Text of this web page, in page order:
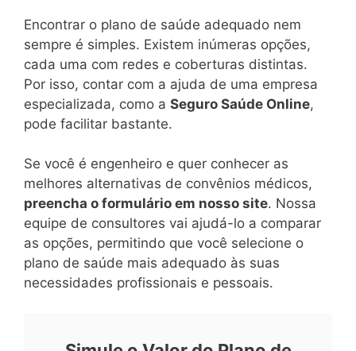
Encontrar o plano de saúde adequado nem
sempre é simples. Existem inúmeras opções,
cada uma com redes e coberturas distintas.
Por isso, contar com a ajuda de uma empresa
especializada, como a Seguro Saúde Online,
pode facilitar bastante.
Se você é engenheiro e quer conhecer as
melhores alternativas de convênios médicos,
preencha o formulário em nosso site. Nossa
equipe de consultores vai ajudá-lo a comparar
as opções, permitindo que você selecione o
plano de saúde mais adequado às suas
necessidades profissionais e pessoais.